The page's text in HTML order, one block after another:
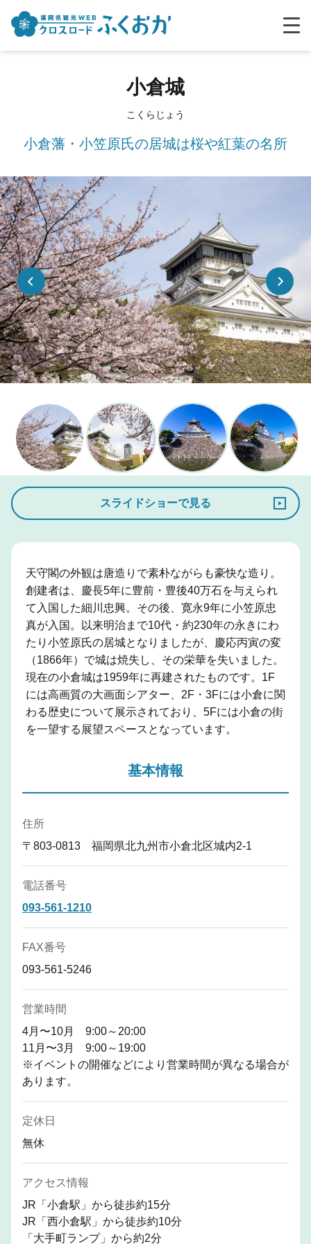
小倉城
こくらじょう
小倉藩・小笠原氏の居城は桜や紅葉の名所
スライドショーで見る
天守閣の外観は唐造りで素朴ながらも豪快な造り。
創建者は、慶長5年に豊前・豊後40万石を与えられ
て入国した細川忠興。その後、寛永9年に小笠原忠
真が入国。以来明治まで10代・約230年の永きにわ
たり小笠原氏の居城となりましたが、慶応丙寅の変
（1866年）で城は焼失し、その栄華を失いました。
現在の小倉城は1959年に再建されたものです。1F
には高画質の大画面シアター、2F・3Fには小倉に関
わる歴史について展示されており、5Fには小倉の街
を一望する展望スペースとなっています。
基本情報
住所
〒803-0813 福岡県北九州市小倉北区城内2-1
電話番号
093-561-1210
FAX番号
093-561-5246
営業時間
4月〜10月 9:00～20:00
11月〜3月 9:00～19:00
※イベントの開催などにより営業時間が異なる場合が
あります。
定休日
無休
アクセス情報
JR「小倉駅」から徒歩約15分
JR「西小倉駅」から徒歩約10分
「大手町ランプ」から約2分